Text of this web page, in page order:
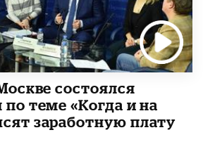
состоялся
теме «Когда и на
заработную плату